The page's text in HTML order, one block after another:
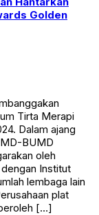
Golden
Tirta Merapi
Dalam ajang
BUMD
oleh
Institut
lembaga lain
plat
[…]